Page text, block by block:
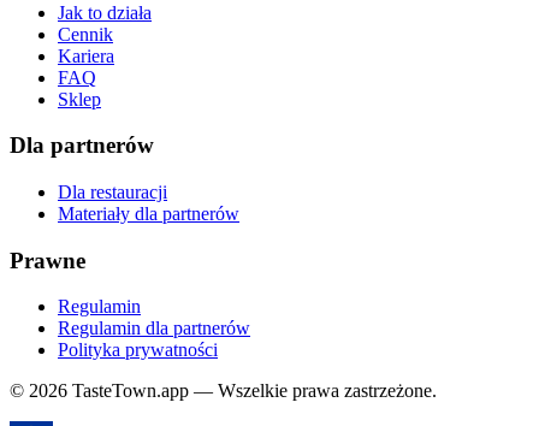
Jak to działa
Cennik
Kariera
FAQ
Sklep
Dla partnerów
Dla restauracji
Materiały dla partnerów
Prawne
Regulamin
Regulamin dla partnerów
Polityka prywatności
© 2026 TasteTown.app — Wszelkie prawa zastrzeżone.